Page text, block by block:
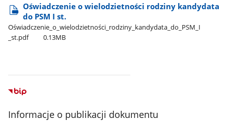
Oświadczenie o wielodzietności rodziny kandydata
do PSM I st.
Oświadczenie​_o​_wielodzietności​_rodziny​_kandydata​_do​_PSM​_I​
_st.pdf
0.13MB
Informacje o publikacji dokumentu